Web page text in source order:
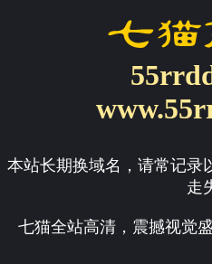
本站长期换域名，请常记录
走
七猫全站高清，震撼视觉